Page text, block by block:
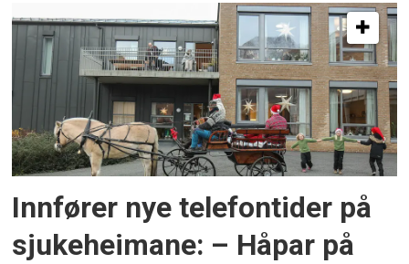
Innfører nye telefontider på
sjukeheimane: – Håpar på